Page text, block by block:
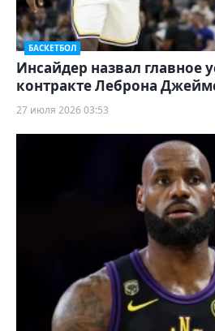
БАСКЕТБОЛ
Инсайдер назвал главное
контракте Леброна
27 июля 2026 03:53